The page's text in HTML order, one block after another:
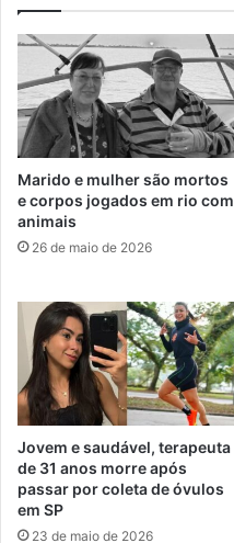
Marido e mulher são mortos
e corpos jogados em rio com
animais
26 de maio de 2026
Jovem e saudável, terapeuta
de 31 anos morre após
passar por coleta de óvulos
em SP
23 de maio de 2026